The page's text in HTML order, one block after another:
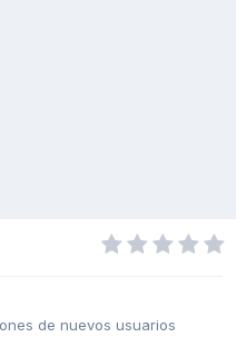
de nuevos usuarios